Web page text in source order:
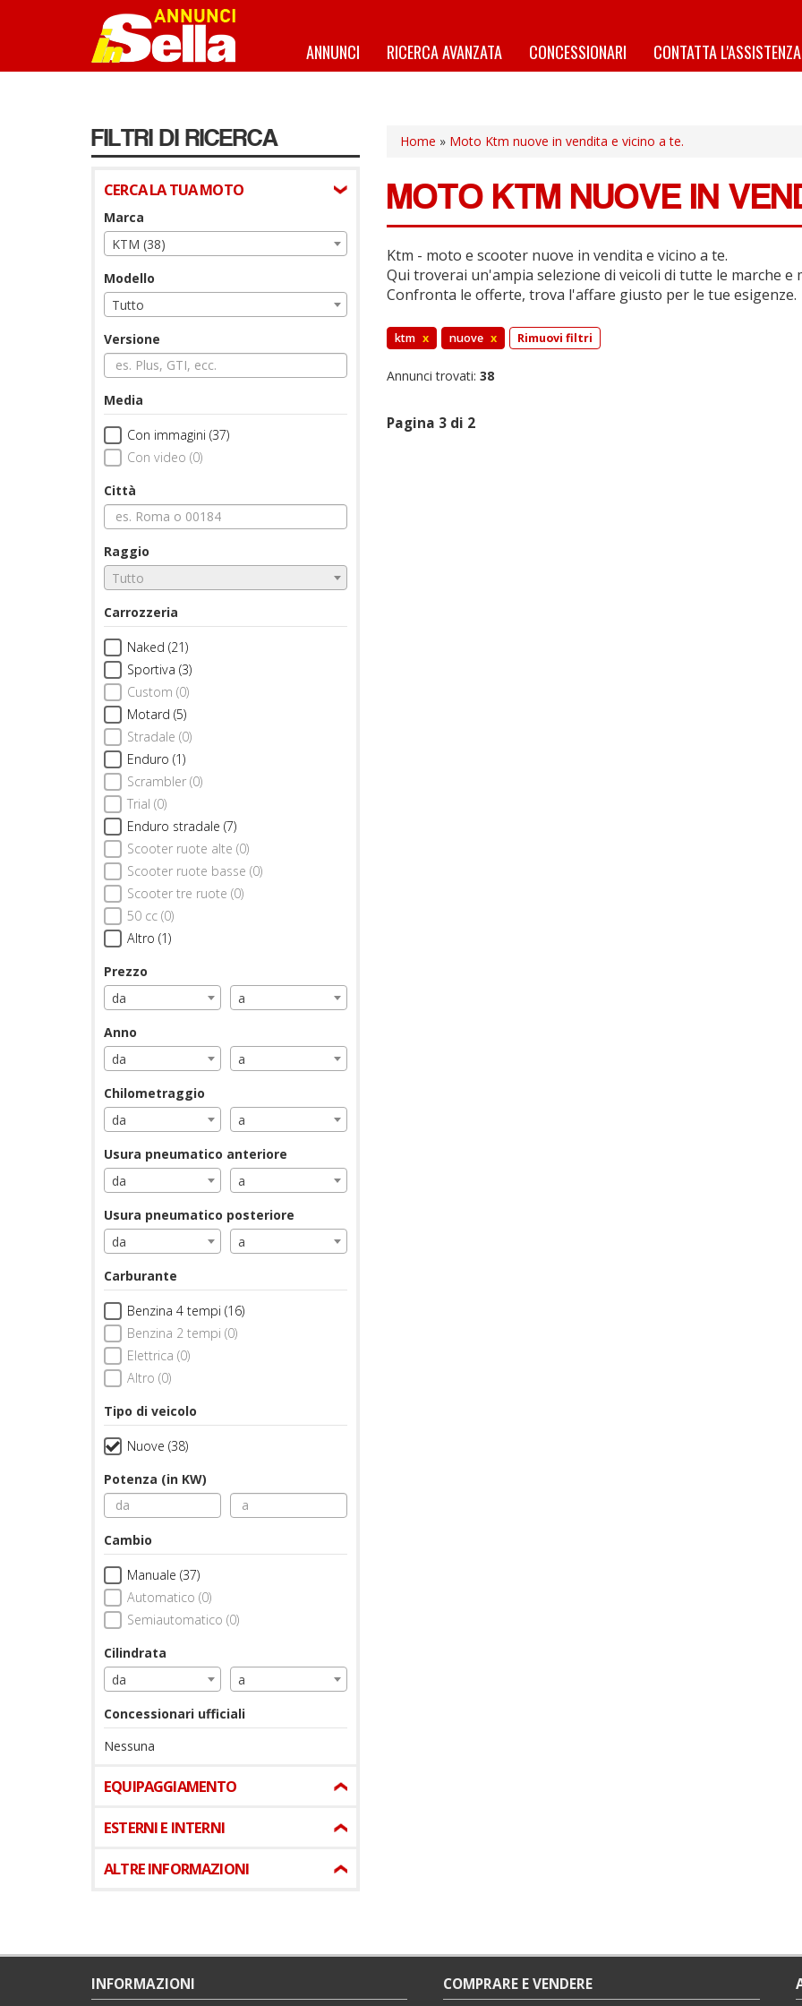
ANNUNCI RICERCA AVANZATA CONCESSIONARI CONTATTA L'ASSISTENZA
FILTRI DI RICERCA
CERCA LA TUA MOTO
Marca
KTM (38)
Modello
Tutto
Versione
Media
Con immagini (37)
Con video (0)
Città
Raggio
Tutto
Carrozzeria
Naked (21)
Sportiva (3)
Custom (0)
Motard (5)
Stradale (0)
Enduro (1)
Scrambler (0)
Trial (0)
Enduro stradale (7)
Scooter ruote alte (0)
Scooter ruote basse (0)
Scooter tre ruote (0)
50 cc (0)
Altro (1)
Prezzo
da
a
Anno
da
a
Chilometraggio
da
a
Usura pneumatico anteriore
da
a
Usura pneumatico posteriore
da
a
Carburante
Benzina 4 tempi (16)
Benzina 2 tempi (0)
Elettrica (0)
Altro (0)
Tipo di veicolo
Nuove (38)
Potenza (in KW)
Cambio
Manuale (37)
Automatico (0)
Semiautomatico (0)
Cilindrata
da
a
Concessionari ufficiali
Nessuna
EQUIPAGGIAMENTO
ESTERNI E INTERNI
ALTRE INFORMAZIONI
Home » Moto Ktm nuove in vendita e vicino a te.
MOTO KTM NUOVE IN
Ktm - moto e scooter nuove in vendita e vicino a te.
Qui troverai un'ampia selezione di veicoli di tutte le marche e
Confronta le offerte, trova l'affare giusto per le tue esigenze.
ktm x nuove x Rimuovi filtri
Annunci trovati: 38
Pagina 3 di 2
INFORMAZIONI
COMPRARE E VENDERE